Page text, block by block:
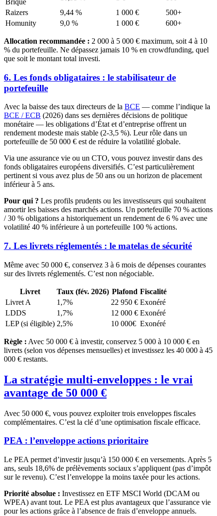
Brique
Raizers
9,44 % 1 000 €
500+
Homunity
9,0 % 1 000 € 600+
Allocation recommandée : 2 000 à 5 000 € maximum, soit 4 à 10
% du portefeuille. Ne dépassez jamais 10 % en crowdfunding, quel
que soit le montant total investi.
6. Les fonds obligataires : le stabilisateur de
portefeuille
Avec la baisse des taux directeurs de la BCE — comme l’indique la
BCE / ECB (2026) dans ses dernières décisions de politique
monétaire — les obligations d’État et d’entreprise offrent un
rendement modeste mais stable (2-3,5 %). Leur rôle dans un
portefeuille de 50 000 € est de réduire la volatilité globale.
Via une assurance vie ou un CTO, vous pouvez investir dans des
fonds obligataires européens diversifiés. C’est particulièrement
pertinent si vous avez plus de 50 ans ou un horizon de placement
inférieur à 5 ans.
Pour qui ? Les profils prudents ou les investisseurs qui souhaitent
amortir les baisses des marchés actions. Un portefeuille 70 % actions
/ 30 % obligations a historiquement un rendement de 6 % avec une
volatilité 40 % inférieure à un portefeuille 100 % actions.
7. Les livrets réglementés : le matelas de sécurité
Même avec 50 000 €, conservez 3 à 6 mois de dépenses courantes
sur des livrets réglementés. C’est non négociable.
Livret Taux (fév. 2026) Plafond Fiscalité
Livret A
1,7% 22 950 € Exonéré
LDDS
1,7% 12 000 € Exonéré
LEP (si éligible) 2,5% 10 000€ Exonéré
Règle : Avec 50 000 € à investir, conservez 5 000 à 10 000 € en
livrets (selon vos dépenses mensuelles) et investissez les 40 000 à 45
000 € restants.
La stratégie multi-enveloppes : le vrai
avantage de 50 000 €
Avec 50 000 €, vous pouvez exploiter trois enveloppes fiscales
complémentaires. C’est la clé d’une optimisation fiscale efficace.
PEA : l’enveloppe actions prioritaire
Le PEA permet d’investir jusqu’à 150 000 € en versements. Après 5
ans, seuls 18,6% de prélèvements sociaux s’appliquent (pas d’impôt
sur le revenu). C’est l’enveloppe la moins taxée pour les actions.
Priorité absolue : Investissez en ETF MSCI World (DCAM ou
WPEA) avant tout. Le PEA est plus avantageux que l’assurance vie
pour les actions grâce à l’absence de frais d’enveloppe annuels.